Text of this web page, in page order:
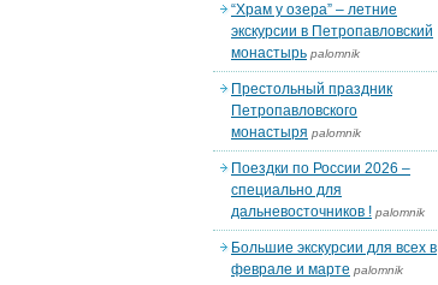
“Храм у озера” – летние
экскурсии в Петропавловский
монастырь palomnik
Престольный праздник
Петропавловского
монастыря palomnik
Поездки по России 2026 –
специально для
дальневосточников ! palomnik
Большие экскурсии для всех в
феврале и марте palomnik